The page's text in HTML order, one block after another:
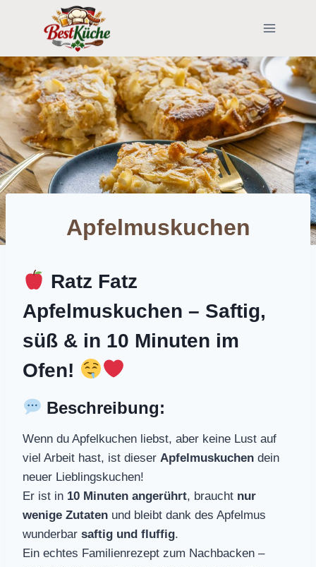
Apfelmuskuchen
Ratz Fatz
Apfelmuskuchen – Saftig,
süß & in 10 Minuten im
Ofen!
Beschreibung:
Wenn du Apfelkuchen liebst, aber keine Lust auf
viel Arbeit hast, ist dieser Apfelmuskuchen dein
neuer Lieblingskuchen!
Er ist in 10 Minuten angerührt, braucht nur
wenige Zutaten und bleibt dank des Apfelmus
wunderbar saftig und fluffig.
Ein echtes Familienrezept zum Nachbacken –